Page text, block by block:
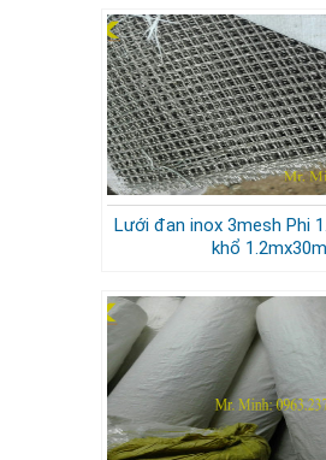
Lưới đan inox 3mesh Phi
khổ 1.2mx30m